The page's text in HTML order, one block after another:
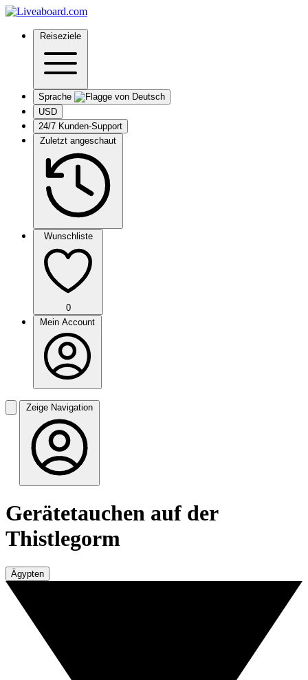
Reiseziele
Sprache
USD
24/7 Kunden-Support
Zuletzt angeschaut
Wunschliste
0
Mein Account
Zeige Navigation
Gerätetauchen auf der
Thistlegorm
Ägypten